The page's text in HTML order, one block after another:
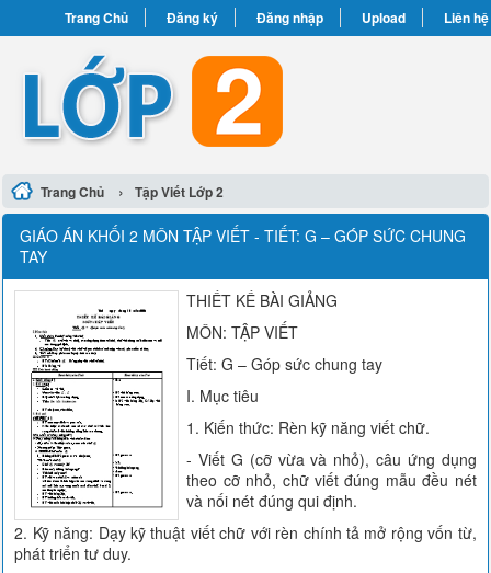
Trang Chủ Đăng ký Đăng nhập Upload Liên hệ
Trang Chủ › Tập Viết Lớp 2
GIÁO ÁN KHỐI 2 MÔN TẬP VIẾT - TIẾT: G – GÓP SỨC CHUNG
TAY
THIẾT KẾ BÀI GIẢNG
MÔN: TẬP VIẾT
Tiết: G – Góp sức chung tay
I. Mục tiêu
1. Kiến thức: Rèn kỹ năng viết chữ.
- Viết G (cỡ vừa và nhỏ), câu ứng dụng
theo cỡ nhỏ, chữ viết đúng mẫu đều nét
và nối nét đúng qui định.
2. Kỹ năng: Dạy kỹ thuật viết chữ với rèn chính tả mở rộng vốn từ,
phát triển tư duy.